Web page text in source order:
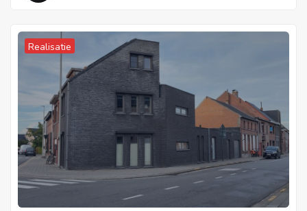
Realisatie